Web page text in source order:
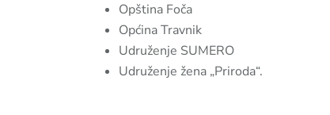
Opština Foča
Općina Travnik
Udruženje SUMERO
Udruženje žena „Priroda“.